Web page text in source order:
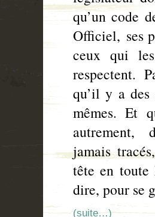
qu’un code
Officiel, ses
ceux qui
respectent.
qu’il y a
mêmes. Et
autrement,
jamais
tête en toute
dire, pour se
(suite…)